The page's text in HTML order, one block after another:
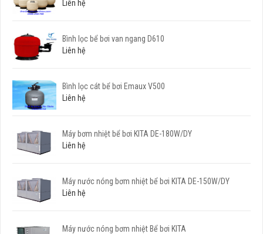
Liên hệ
Bình lọc bể bơi van ngang D610
Liên hệ
Bình lọc cát bể bơi Emaux V500
Liên hệ
Máy bơm nhiệt bể bơi KITA DE-180W/DY
Liên hệ
Máy nước nóng bơm nhiệt bể bơi KITA DE-150W/DY
Liên hệ
Máy nước nóng bơm nhiệt Bể bơi KITA